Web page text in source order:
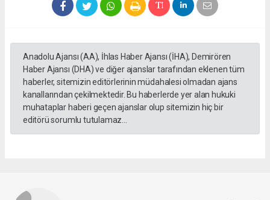
Anadolu Ajansı (AA), İhlas Haber Ajansı (İHA), Demirören
Haber Ajansı (DHA) ve diğer ajanslar tarafından eklenen tüm
haberler, sitemizin editörlerinin müdahalesi olmadan ajans
kanallarından çekilmektedir. Bu haberlerde yer alan hukuki
muhataplar haberi geçen ajanslar olup sitemizin hiç bir
editörü sorumlu tutulamaz...